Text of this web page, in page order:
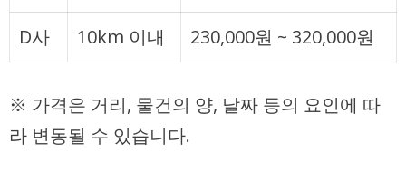
D사 10km 이내 230,000원 ~ 320,000원
※ 가격은 거리, 물건의 양, 날짜 등의 요인에 따
라 변동될 수 있습니다.